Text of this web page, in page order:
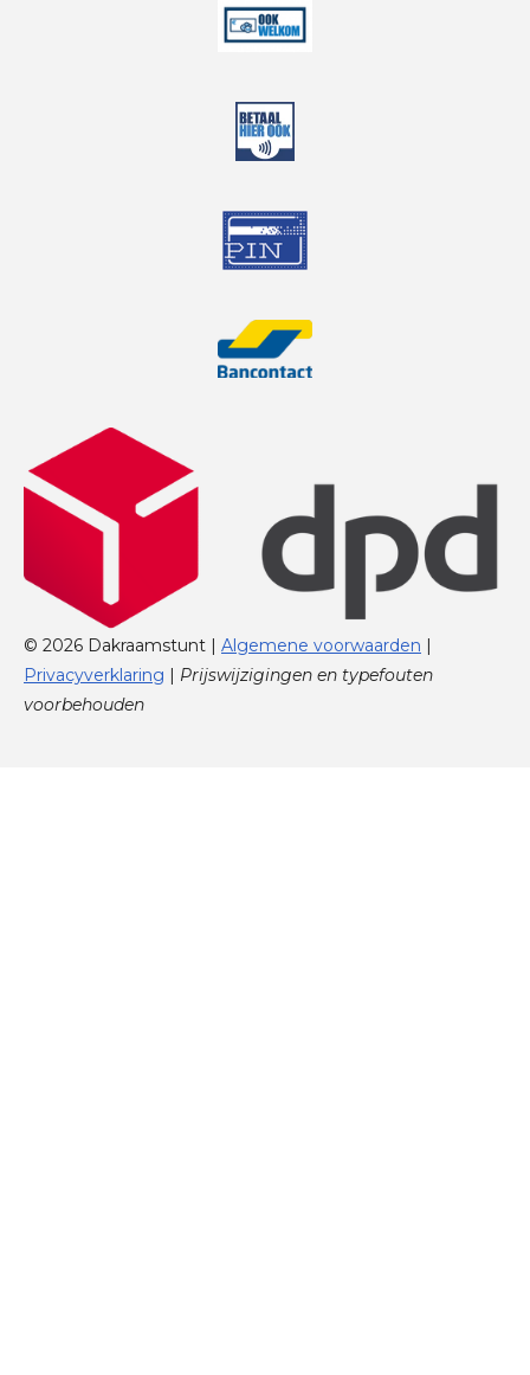
© 2026 Dakraamstunt | Algemene voorwaarden |
Privacyverklaring | Prijswijzigingen en typefouten
voorbehouden